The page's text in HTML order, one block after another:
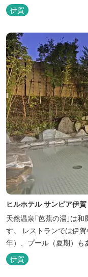
泉」は天然アルカリ泉。
く、絶景と評判です。
伊賀
ヒルホテル サンピア伊
天然温泉｢芭蕉の湯｣は和
す。 レストランでは伊
年）、プール（夏期）も
を常設しております。 ★ＨＰが新しくなりました！
http://www.hh-sunpia-
伊賀